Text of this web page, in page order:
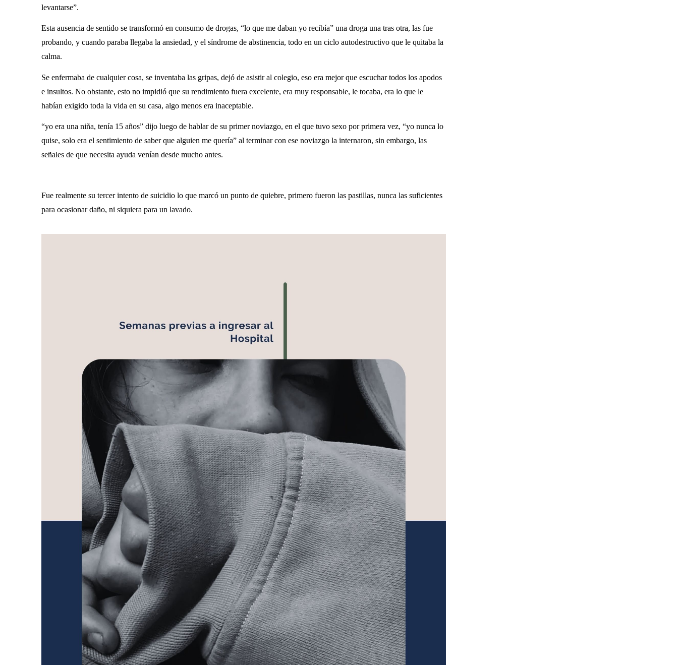
levantarse”.
Esta ausencia de sentido se transformó en consumo de drogas, “lo que me daban yo recibía” una droga una tras otra, las fue
probando, y cuando paraba llegaba la ansiedad, y el síndrome de abstinencia, todo en un ciclo autodestructivo que le quitaba la
calma.
Se enfermaba de cualquier cosa, se inventaba las gripas, dejó de asistir al colegio, eso era mejor que escuchar todos los apodos
e insultos. No obstante, esto no impidió que su rendimiento fuera excelente, era muy responsable, le tocaba, era lo que le
habían exigido toda la vida en su casa, algo menos era inaceptable.
“yo era una niña, tenía 15 años” dijo luego de hablar de su primer noviazgo, en el que tuvo sexo por primera vez, “yo nunca lo
quise, solo era el sentimiento de saber que alguien me quería” al terminar con ese noviazgo la internaron, sin embargo, las
señales de que necesita ayuda venían desde mucho antes.
Fue realmente su tercer intento de suicidio lo que marcó un punto de quiebre, primero fueron las pastillas, nunca las suficientes
para ocasionar daño, ni siquiera para un lavado.